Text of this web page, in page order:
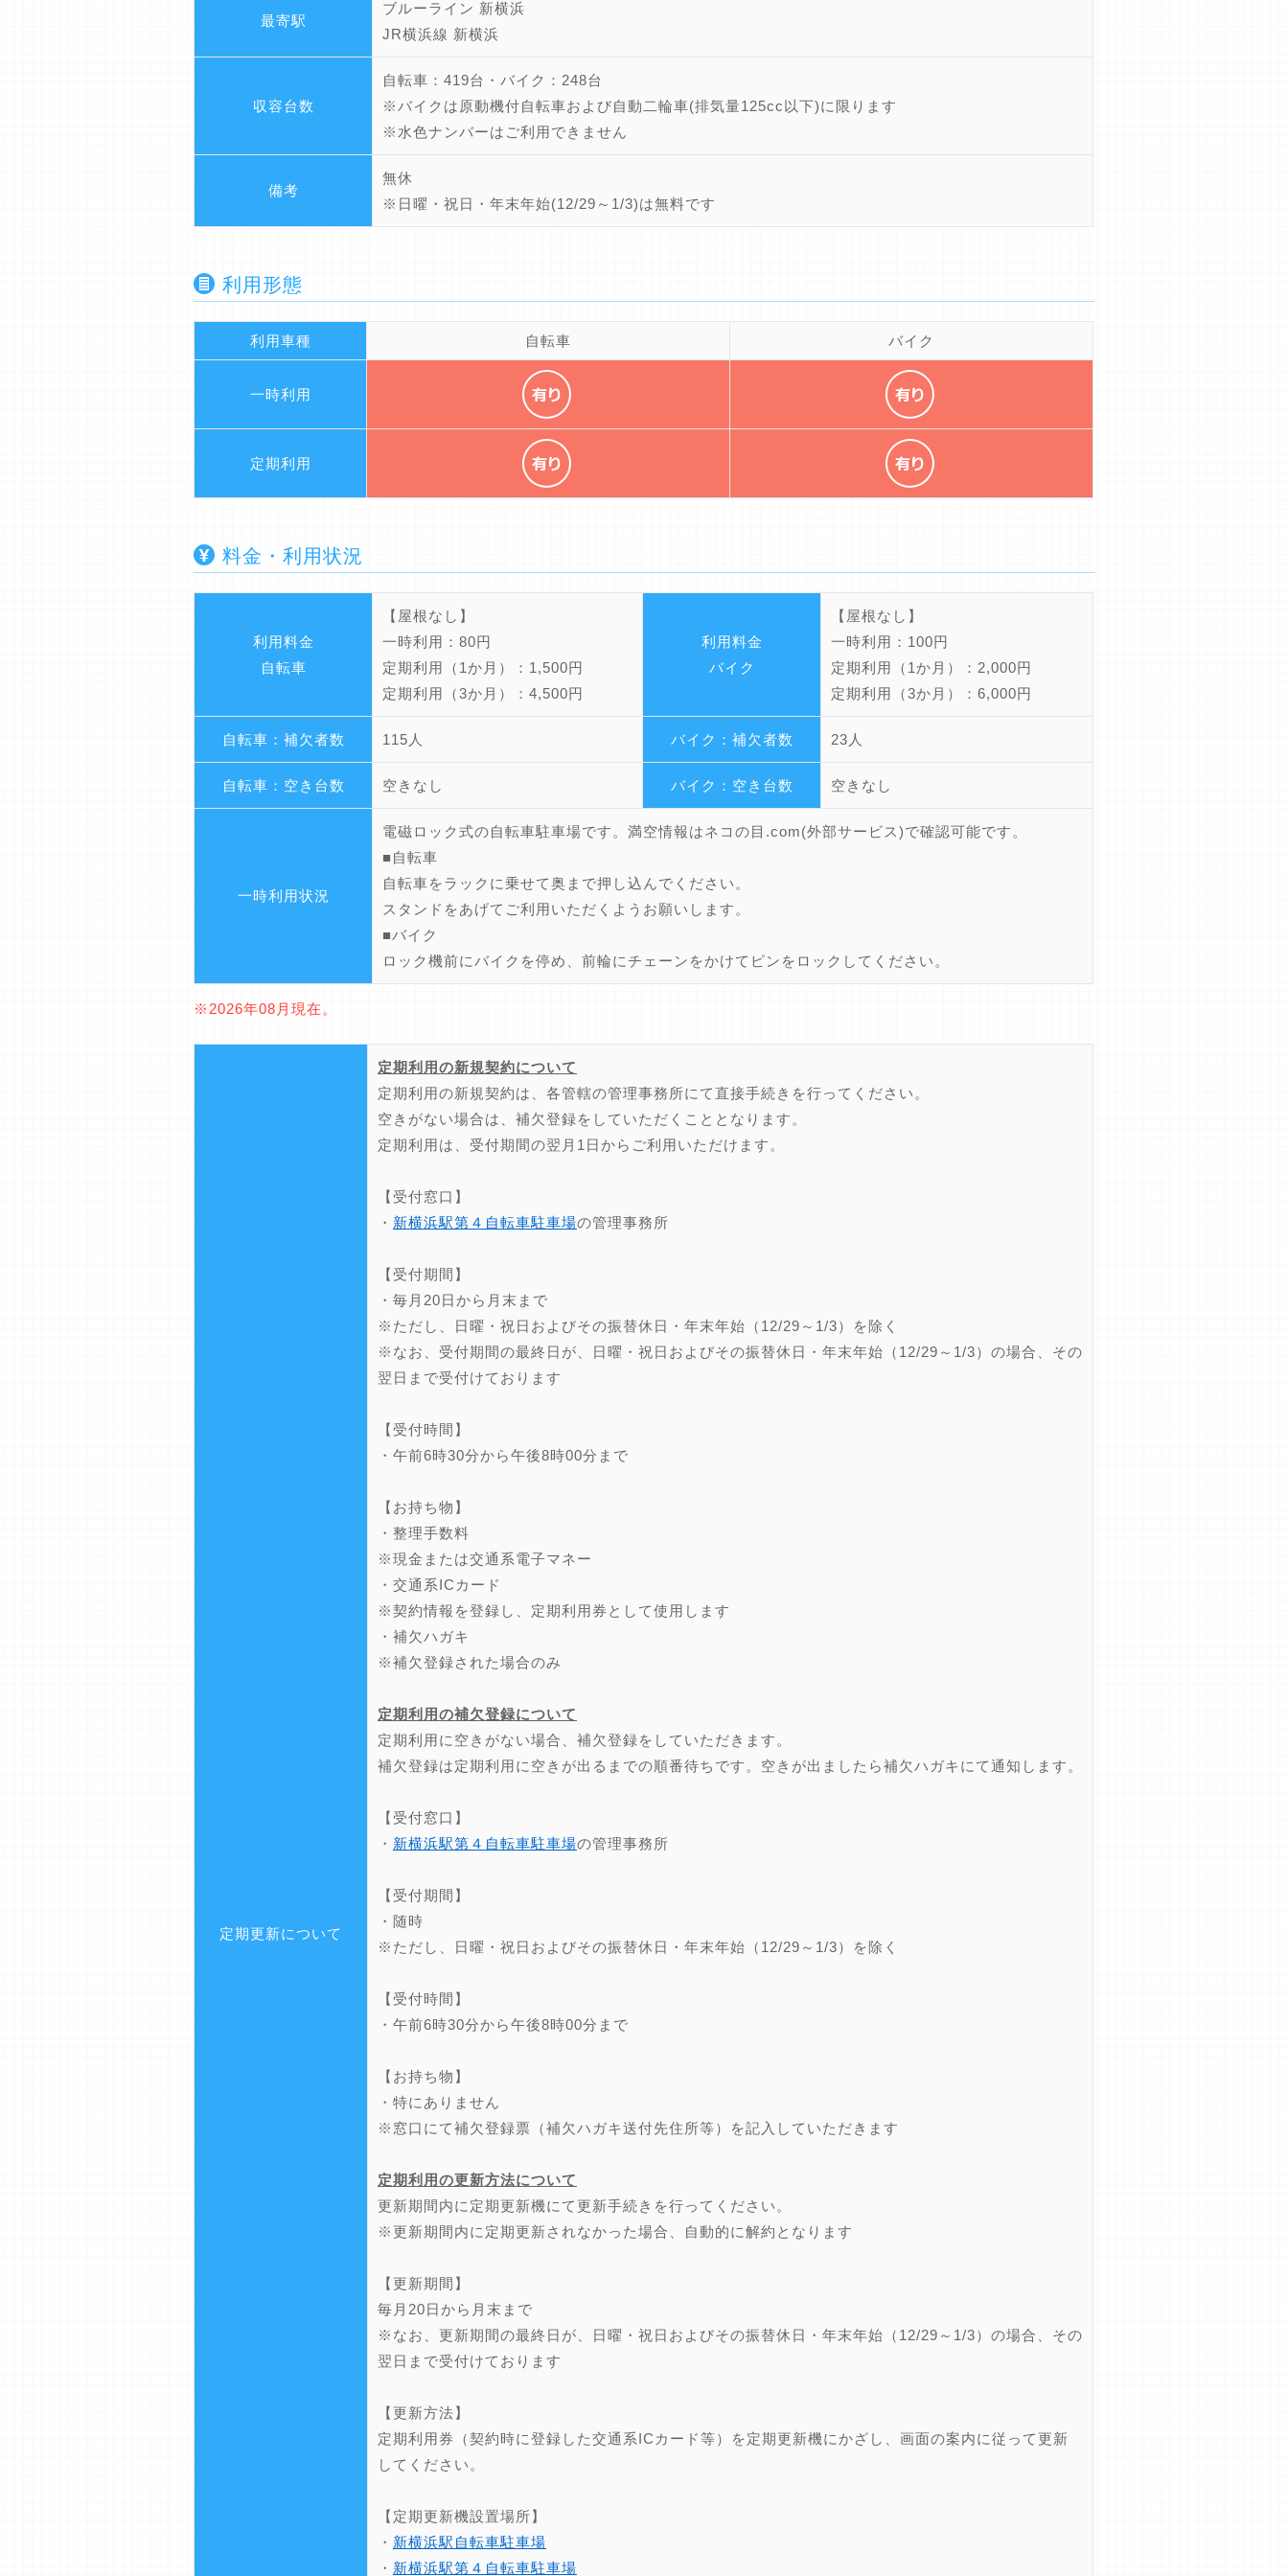
最寄駅
ブルーライン 新横浜
JR横浜線 新横浜
収容台数
自転車：419台・バイク：248台
※バイクは原動機付自転車および自動二輪車(排気量125cc以下)に限ります
※水色ナンバーはご利用できません
備考
無休
※日曜・祝日・年末年始(12/29～1/3)は無料です
利用形態
利用車種 自転車 バイク
一時利用
定期利用
料金・利用状況
利用料金
自転車
【屋根なし】
一時利用：80円
定期利用（1か月）：1,500円
定期利用（3か月）：4,500円
利用料金
バイク
【屋根なし】
一時利用：100円
定期利用（1か月）：2,000円
定期利用（3か月）：6,000円
自転車：補欠者数 115人 バイク：補欠者数 23人
自転車：空き台数 空きなし バイク：空き台数 空きなし
一時利用状況
電磁ロック式の自転車駐車場です。満空情報はネコの目.com(外部サービス)で確認可能です。
■自転車
自転車をラックに乗せて奥まで押し込んでください。
スタンドをあげてご利用いただくようお願いします。
■バイク
ロック機前にバイクを停め、前輪にチェーンをかけてピンをロックしてください。
※2026年08月現在。
定期更新について
定期利用の新規契約について
定期利用の新規契約は、各管轄の管理事務所にて直接手続きを行ってください。
空きがない場合は、補欠登録をしていただくこととなります。
定期利用は、受付期間の翌月1日からご利用いただけます。
【受付窓口】
・ 新横浜駅第４自転車駐車場の管理事務所
【受付期間】
・毎月20日から月末まで
※ただし、日曜・祝日およびその振替休日・年末年始（12/29～1/3）を除く
※なお、受付期間の最終日が、日曜・祝日およびその振替休日・年末年始（12/29～1/3）の場合、その
翌日まで受付けております
【受付時間】
・午前6時30分から午後8時00分まで
【お持ち物】
・整理手数料
※現金または交通系電子マネー
・交通系ICカード
※契約情報を登録し、定期利用券として使用します
・補欠ハガキ
※補欠登録された場合のみ
定期利用の補欠登録について
定期利用に空きがない場合、補欠登録をしていただきます。
補欠登録は定期利用に空きが出るまでの順番待ちです。空きが出ましたら補欠ハガキにて通知します。
【受付窓口】
・ 新横浜駅第４自転車駐車場の管理事務所
【受付期間】
・随時
※ただし、日曜・祝日およびその振替休日・年末年始（12/29～1/3）を除く
【受付時間】
・午前6時30分から午後8時00分まで
【お持ち物】
・特にありません
※窓口にて補欠登録票（補欠ハガキ送付先住所等）を記入していただきます
定期利用の更新方法について
更新期間内に定期更新機にて更新手続きを行ってください。
※更新期間内に定期更新されなかった場合、自動的に解約となります
【更新期間】
毎月20日から月末まで
※なお、更新期間の最終日が、日曜・祝日およびその振替休日・年末年始（12/29～1/3）の場合、その
翌日まで受付けております
【更新方法】
定期利用券（契約時に登録した交通系ICカード等）を定期更新機にかざし、画面の案内に従って更新
してください。
【定期更新機設置場所】
・ 新横浜駅自転車駐車場
・ 新横浜駅第４自転車駐車場